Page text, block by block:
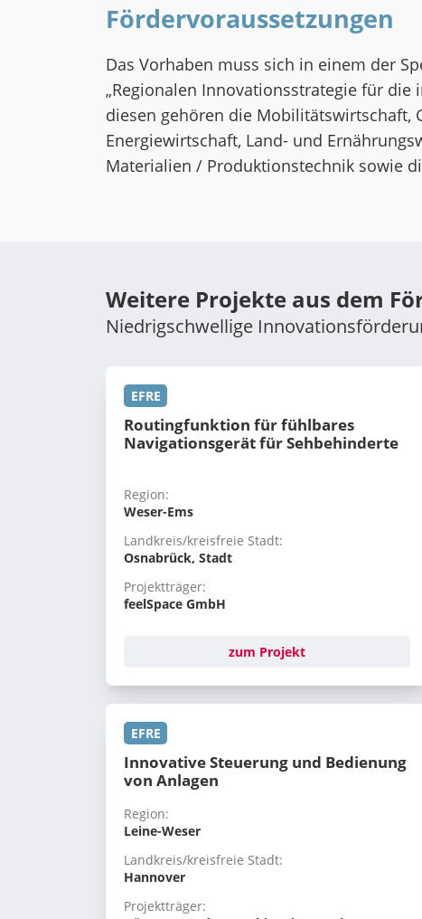
Fördervoraussetzungen
Das Vorhaben muss sich in einem der
„Regionalen Innovationsstrategie für die
diesen gehören die Mobilitätswirtschaft,
Energiewirtschaft, Land- und
Materialien / Produktionstechnik sowie
Weitere Projekte aus dem
Niedrigschwellige
EFRE
Routingfunktion für fühlbares
Navigationsgerät für Sehbehinderte
Region:
Weser-Ems
Landkreis/kreisfreie Stadt:
Osnabrück, Stadt
Projektträger:
feelSpace GmbH
zum Projekt
EFRE
Innovative Steuerung und Bedienung
von Anlagen
Region:
Leine-Weser
Landkreis/kreisfreie Stadt:
Hannover
Projektträger: